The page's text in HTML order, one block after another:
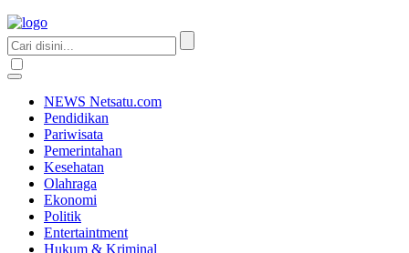
NEWS Netsatu.com
Pendidikan
Pariwisata
Pemerintahan
Kesehatan
Olahraga
Ekonomi
Politik
Entertaintment
Hukum & Kriminal